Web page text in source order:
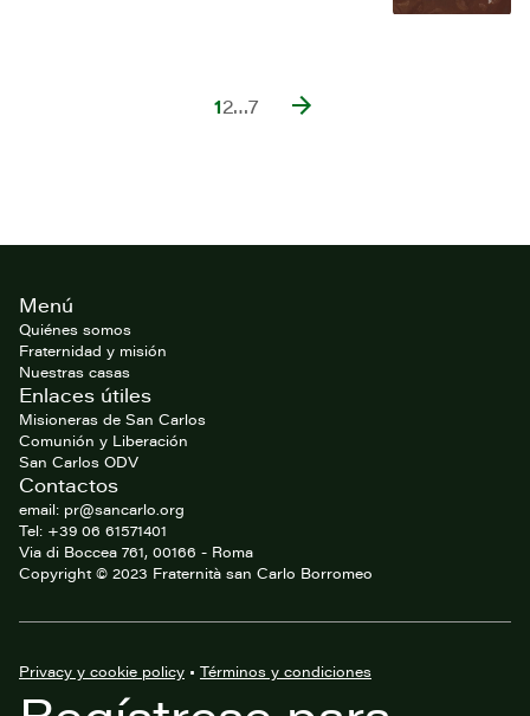
12…7
Footer
website
Menú
Quiénes somos
Fraternidad y misión
Nuestras casas
Enlaces útiles
Misioneras de San Carlos
Comunión y Liberación
San Carlos ODV
Contactos
email: pr@sancarlo.org
Tel: +39 06 61571401
Via di Boccea 761, 00166 - Roma
Copyright © 2023 Fraternità san Carlo Borromeo
Privacy y cookie policy • Términos y condiciones